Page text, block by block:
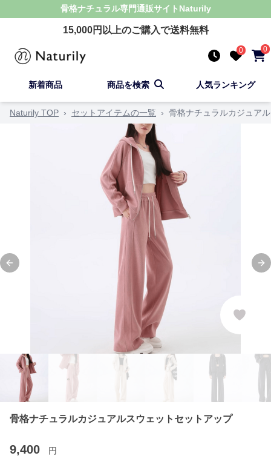
骨格ナチュラル専門通販サイト Naturily
15,000円以上のご購入で送料無料
0 0
新着商品 商品を検索 人気ランキング
Naturily TOP › セットアイテムの一覧 › 骨格ナチュラルカジュア
Previous slide
骨格ナチュラルカジュアルスウェットセットアップ
9,400 円